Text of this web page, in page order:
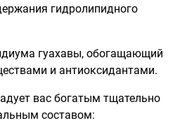
гидролипидного
гуахавы, обогащающий
и антиоксидантами.
вас богатым тщательно
составом: